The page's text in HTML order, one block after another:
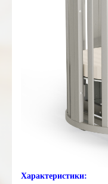
Характеристики: